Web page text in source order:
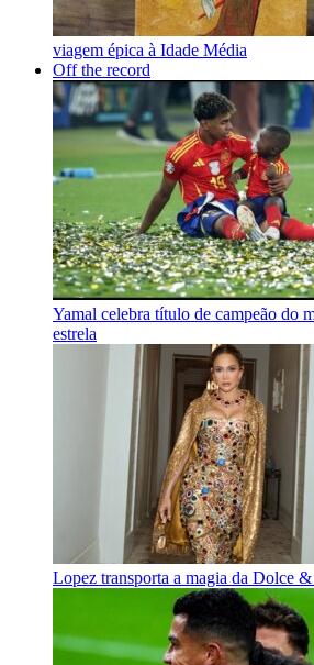
viagem épica à Idade Média
Off the record
Yamal celebra título de campeão do
estrela
Lopez transporta a magia da Dolce &